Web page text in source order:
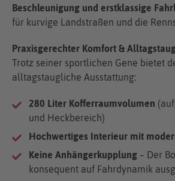
Beschleunigung und erstklassige
für kurvige Landstraßen und die
Praxisgerechter Komfort &
Trotz seiner sportlichen Gene bietet
alltagstaugliche Ausstattung:
280 Liter Kofferraumvolumen
und Heckbereich)
Hochwertiges Interieur mit
Keine Anhängerkupplung – Der
konsequent auf Fahrdynamik